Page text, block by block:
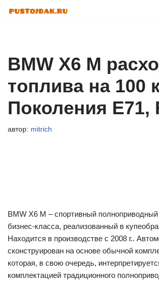
BMW X6 M
топлива на 100
Поколения Е71,
автор: mitrich
BMW X6 M – спортивный полноприводный
бизнес-класса, реализованный в
Находится в производстве с 2008 г..
сконструирован на основе обычной
которая, в свою очередь,
комплектацией традиционного